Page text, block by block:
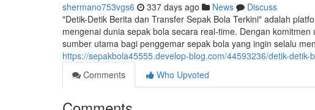
shermano753vgs6 337 days ago News
Discuss
"Detik-Detik Berita dan Transfer Sepak Bola Terkini" adalah
mengenai dunia sepak bola secara real-time. Dengan
sumber utama bagi penggemar sepak bola yang ingin selalu
https://sepakbola45555.develop-blog.com/44593236/detik-
Comments
Who Upvoted